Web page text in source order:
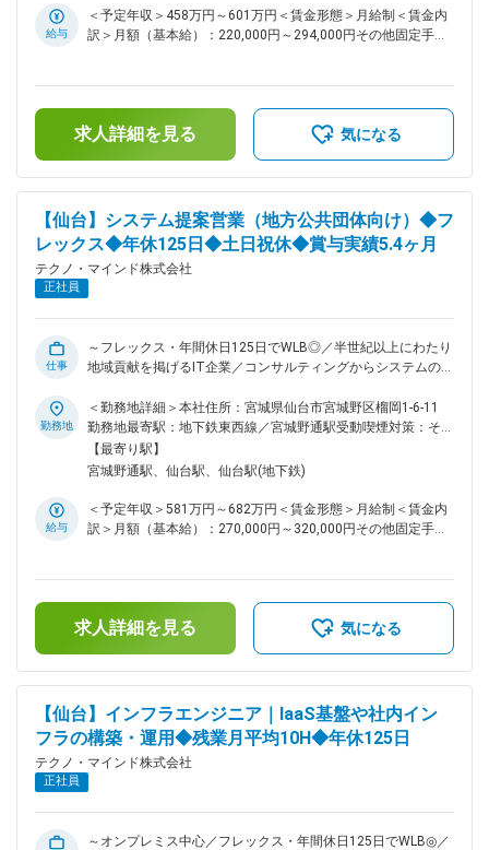
変更の範囲：会社の定める業務
ど豊富な育成環境が整っている ■業務概要： 教育分野向けシ
ステム提案営業／IT機器販売営業をお任せします。 ■業務詳
を視察し、学校教育環境改善に対するセミナーの企画・開催を
行います。 ◇顧客ニーズをヒアリングし、最適なシステムやIT
機器の提案、導入支援を行います。 ◇顧客との関係構築、信頼
関係を築き、長期的なパートナーシップを構築します。 ◇営業
を図ります。 ■組織構成： 官公教育DX推進部 12名 ■育成体
制： ◎eラーニング：ITスキル、営業知識、最新技術に関する
豊富なコンテンツを提供。 ◎部内勉強会：経験豊富な社員に
よる指導や、育成コンテンツを通して知識を深めます。 ◎営
業スキル向上研修：ロールプレイングや実践的なケーススタデ
ートします。 ■当社について： ◇当社は東北を中心に、官公・
自治体や民間企業向けに情報システムの企画・構築・運用を一
とした地域自治体との取引実績が厚く、住民情報、税務、福
祉、防災など、地域生活を支える幅広い領域でITインフラを提
供しています。 ◇顧客との距離が近く、現場の声を聞きながら
改善提案を続けてきたことで、「地域の業務を理解しているパ
ートナー」として長期的な信頼関係を築いている点が、同業他
社と比較した際の大きな強みです。 変更の範囲：会社の定め
る業務
給与
＜予定年収＞458万円～601万円＜賃金形態＞月給制＜賃金内
訳＞月額（基本給）：220,000円～294,000円その他固定手当/
その他固定手当：住宅手当（全社員支給）■昇給：年1回（4
月）■賞与：年3回（夏期、冬期、年末）※2023年実績5.6か
月、2024年実績5.3か月、2025年実績5.4か月賃金はあくまで
す。月給(月額)は固定手当を含めた表記です。
求人詳細を見る 気になる
【仙台】システム提案営業（地方公共団体向け）◆フ
レックス◆年休125日◆土日祝休◆賞与実績5.4ヶ月
テクノ・マインド株式会社
正社員
仕事
～フレックス・年間休日125日でWLB◎／半世紀以上にわたり
地域貢献を掲げるIT企業／コンサルティングからシステムの開
や家族手当など福利厚生も充実～ ■おすすめポイント： ◎地方
公共団体向けの提案営業で、長期的な信頼関係が築ける ◎年
間休日125日、残業月平均29.5時間、フレックスタイム制や充
実の休暇制度により、ワークライフバランスのよい働き方が可
いる ■業務概要： 担当する地方公共団体様へのシステム提案
営業を中心に行っていただきます。 ・地方公共団体向けに、
算を行い、見積提案等を実施し、受注活動 ・顧客課題に応え
る為の提案書作成や自社サービスのデモンストレーション活動
・ハードウェア、ソフトウェア、システムインテグレーション
費用の積算業務 ・受発注業務、契約業務、地方公共団体が求
公共団体 ◇取り扱う商材：業務システム、クラウドサービス、
ハードウェア等 ■配属先情報： 公共社会ビジネス本部 公共
社会DX推進部 ■育成体制： ◎OJTによる指導・教育、地方公
共団体への営業活動に即した基本的な研修 ◎製品知識を高め
る外部研修 ■当社について： ◇当社は東北を中心に、官公・自
防災など、地域生活を支える幅広い領域でITインフラを提供し
勤務地
＜勤務地詳細＞本社住所：宮城県仙台市宮城野区榴岡1-6-11
勤務地最寄駅：地下鉄東西線／宮城野通駅受動喫煙対策：その
他（屋内喫煙室整備（電子のみ））変更の範囲：会社の定める
事業所（リモートワーク含む）
【最寄り駅】
宮城野通駅、仙台駅、仙台駅(地下鉄)
給与
＜予定年収＞581万円～682万円＜賃金形態＞月給制＜賃金内
訳＞月額（基本給）：270,000円～320,000円その他固定手当/
その他固定手当：住宅手当（全社員支給）■昇給：年1回（4
月）■賞与：年3回（夏期、冬期、年末）※2023年実績5.6か
月、2024年実績5.3か月、2025年実績5.4か月賃金はあくまで
す。月給(月額)は固定手当を含めた表記です。
求人詳細を見る 気になる
【仙台】インフラエンジニア｜IaaS基盤や社内イン
フラの構築・運用◆残業月平均10H◆年休125日
テクノ・マインド株式会社
正社員
～オンプレミス中心／フレックス・年間休日125日でWLB◎／